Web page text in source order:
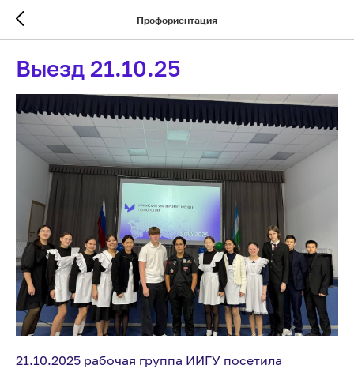
Профориентация
Выезд 21.10.25
21.10.2025 рабочая группа ИИГУ посетила